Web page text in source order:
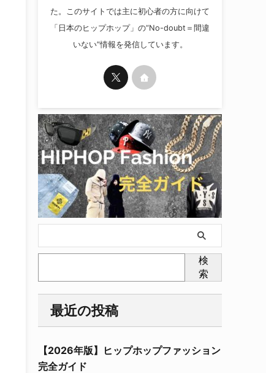
た。このサイトでは主に初心者の方に向けて
「日本のヒップホップ」の“No-doubt＝間違
いない”情報を発信しています。
検
索
最近の投稿
【2026年版】ヒップホップファッション
完全ガイド